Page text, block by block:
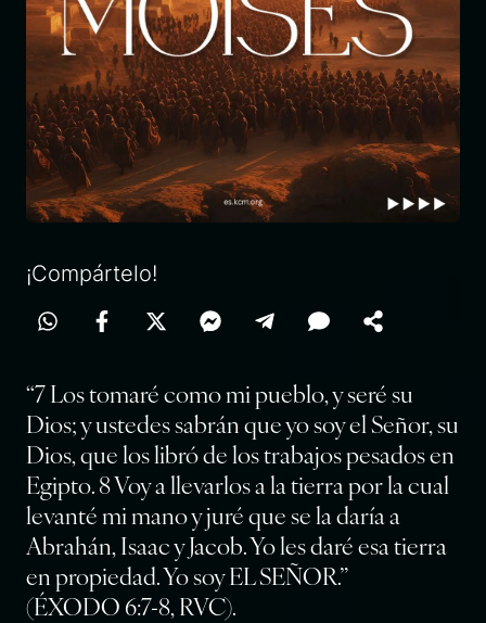
¡Compártelo!
“7 Los tomaré como mi pueblo, y seré su
Dios; y ustedes sabrán que yo soy el Señor, su
Dios, que los libró de los trabajos pesados en
Egipto. 8 Voy a llevarlos a la tierra por la cual
levanté mi mano y juré que se la daría a
Abrahán, Isaac y Jacob. Yo les daré esa tierra
en propiedad. Yo soy EL SEÑOR.”
(ÉXODO 6:7-8, RVC).